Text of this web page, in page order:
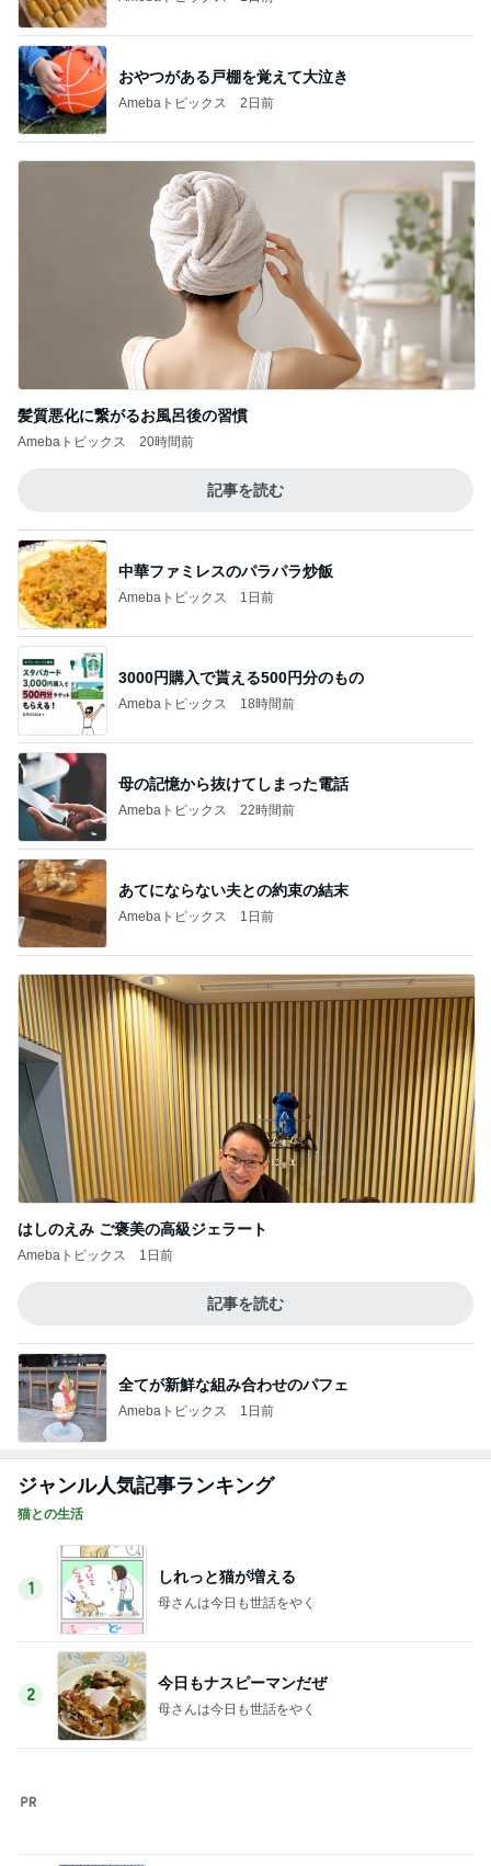
おやつがある戸棚を覚えて大泣き
Amebaトピックス 2日前
髪質悪化に繋がるお風呂後の習慣
Amebaトピックス 20時間前
記事を読む
中華ファミレスのパラパラ炒飯
Amebaトピックス 1日前
3000円購入で貰える500円分のもの
Amebaトピックス 18時間前
母の記憶から抜けてしまった電話
Amebaトピックス 22時間前
あてにならない夫との約束の結末
Amebaトピックス 1日前
はしのえみ ご褒美の高級ジェラート
Amebaトピックス 1日前
記事を読む
全てが新鮮な組み合わせのパフェ
Amebaトピックス 1日前
ジャンル人気記事ランキング
猫との生活
1
しれっと猫が増える
母さんは今日も世話をやく
2
今日もナスピーマンだぜ
母さんは今日も世話をやく